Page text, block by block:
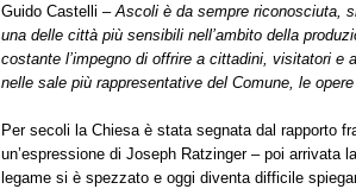
Guido Castelli –Ascoli è da sempre riconosciuta,
una delle città più sensibili nell’ambito della
costante l’impegno di offrire a cittadini, visitatori e
nelle sale più rappresentative del Comune, le opere
Per secoli la Chiesa è stata segnata dal rapporto
un’espressione di Joseph Ratzinger – poi arrivata
legame si è spezzato e oggi diventa difficile